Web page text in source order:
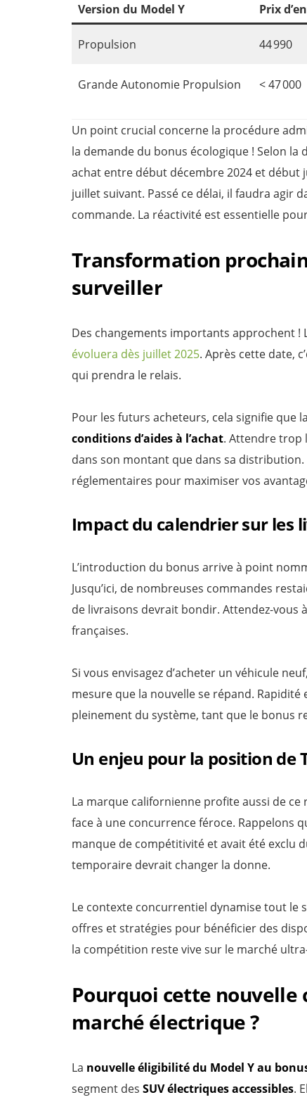
Version du Model Y Prix
Propulsion 44 990
Grande Autonomie Propulsion < 47 000
Un point crucial concerne la procédure
la demande du bonus écologique ! Selon
achat entre début décembre 2024 et début
juillet suivant. Passé ce délai, il faudra agir
commande. La réactivité est essentielle
Transformation
surveiller
Des changements importants approchent !
évoluera dès juillet 2025. Après cette date,
qui prendra le relais.
Pour les futurs acheteurs, cela signifie que
conditions d’aides à l’achat. Attendre trop
dans son montant que dans sa
réglementaires pour maximiser vos
Impact du calendrier sur les
L’introduction du bonus arrive à point
Jusqu’ici, de nombreuses commandes
de livraisons devrait bondir. Attendez-vous
françaises.
Si vous envisagez d’acheter un véhicule
mesure que la nouvelle se répand.
pleinement du système, tant que le bonus
Un enjeu pour la position de
La marque californienne profite aussi de
face à une concurrence féroce. Rappelons
manque de compétitivité et avait été exclu
temporaire devrait changer la donne.
Le contexte concurrentiel dynamise tout le
offres et stratégies pour bénéficier des
la compétition reste vive sur le marché
Pourquoi cette nouvelle
marché électrique ?
La nouvelle éligibilité du Model Y au
segment des SUV électriques accessibles.